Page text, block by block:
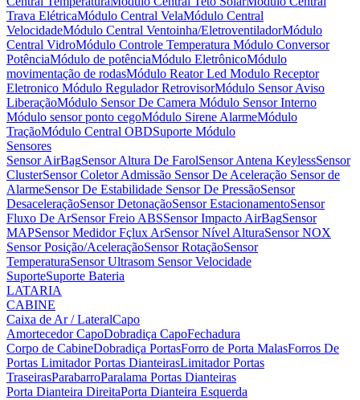
Trava ElétricaMódulo Central VelaMódulo Central
VelocidadeMódulo Central Ventoinha/EletroventiladorMódulo
Central VidroMódulo Controle Temperatura Módulo Conversor
PotênciaMódulo de potênciaMódulo EletrônicoMódulo
movimentação de rodasMódulo Reator Led Modulo Receptor
Eletronico Módulo Regulador RetrovisorMódulo Sensor Aviso
LiberaçãoMódulo Sensor De Camera Módulo Sensor Interno
Módulo sensor ponto cegoMódulo Sirene AlarmeMódulo
TraçãoMódulo Central OBDSuporte Módulo
Sensores
Sensor AirBagSensor Altura De FarolSensor Antena KeylessSensor
ClusterSensor Coletor Admissão Sensor De Aceleração Sensor de
AlarmeSensor De Estabilidade Sensor De PressãoSensor
DesaceleraçãoSensor DetonaçãoSensor EstacionamentoSensor
Fluxo De ArSensor Freio ABSSensor Impacto AirBagSensor
MAPSensor Medidor Fçlux ArSensor Nível AlturaSensor NOX
Sensor Posição/AceleraçãoSensor RotaçãoSensor
TemperaturaSensor Ultrasom Sensor Velocidade
SuporteSuporte Bateria
LATARIA
CABINE
Caixa de Ar / LateralCapo
Amortecedor CapoDobradiça CapoFechadura
Corpo de CabineDobradiça PortasForro de Porta MalasForros De
Portas Limitador Portas DianteirasLimitador Portas
TraseirasParabarroParalama Portas Dianteiras
Porta Dianteira DireitaPorta Dianteira Esquerda